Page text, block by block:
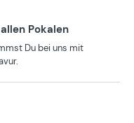
Pokalen
Du bei uns mit